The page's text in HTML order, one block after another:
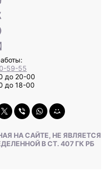
59-55
до 20-00
до 18-00
НА САЙТЕ, НЕ ЯВЛЯЕТСЯ
В СТ. 407 ГК РБ